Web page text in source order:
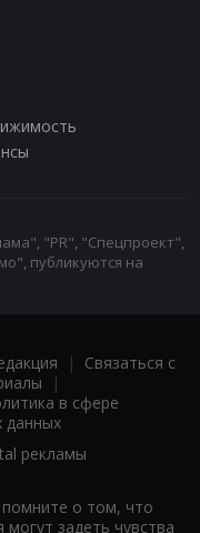
"PR", "Спецпроект",
публикуются на
| Связаться с
|
в сфере
данных
рекламы
о том, что
задеть чувства